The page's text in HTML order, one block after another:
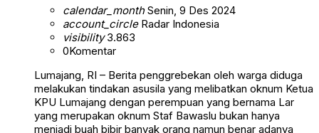
calendar_monthSenin, 9 Des 2024
account_circleRadar Indonesia
visibility3.863
0Komentar
Lumajang, RI – Berita penggrebekan oleh warga diduga
melakukan tindakan asusila yang melibatkan oknum Ketua
KPU Lumajang dengan perempuan yang bernama Lar
yang merupakan oknum Staf Bawaslu bukan hanya
menjadi buah bibir banyak orang namun benar adanya